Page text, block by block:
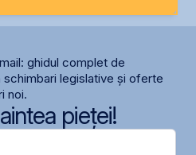
ghidul complet de
legislative și oferte
noi.
pieței!